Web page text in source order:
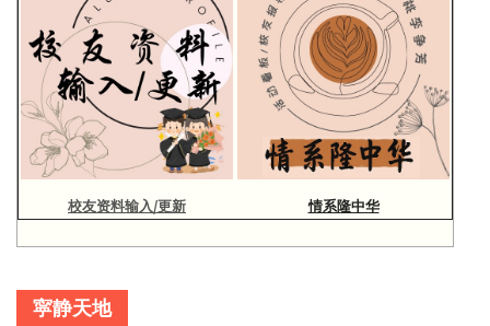
校友资料输入/更新 情系隆中华
寜静天地